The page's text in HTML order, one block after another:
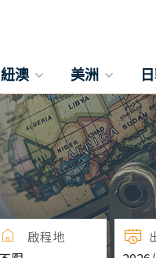
紐澳 美洲
啟程地